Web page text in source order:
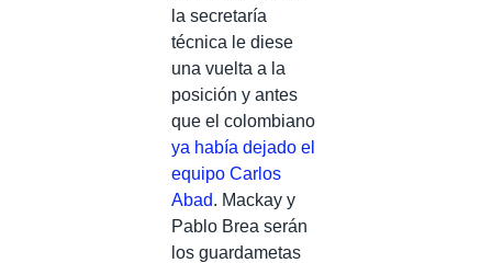
la secretaría
técnica le diese
una vuelta a la
posición y antes
que el colombiano
ya había dejado el
equipo Carlos
Abad. Mackay y
Pablo Brea serán
los guardametas